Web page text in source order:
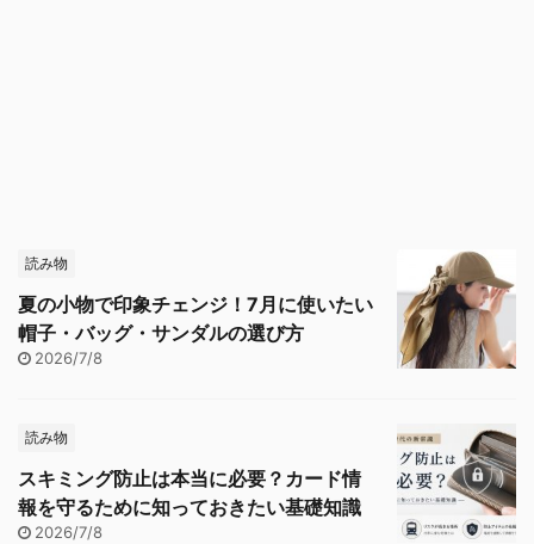
読み物
夏の小物で印象チェンジ！7月に使いたい
帽子・バッグ・サンダルの選び方
2026/7/8
読み物
スキミング防止は本当に必要？カード情
報を守るために知っておきたい基礎知識
2026/7/8